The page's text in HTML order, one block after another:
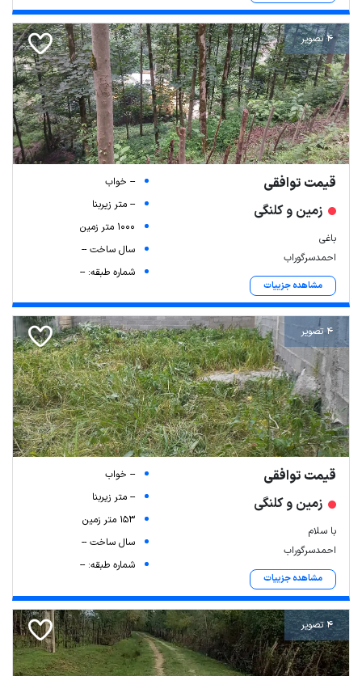
4 تصویر
قیمت توافقی
زمین و کلنگی
باغی
احمدسرگوراب
مشاهده جزییات
-- خواب
-- متر زیربنا
1000 متر زمین
سال ساخت --
شماره طبقه: --
4 تصویر
قیمت توافقی
زمین و کلنگی
با سلام
احمدسرگوراب
مشاهده جزییات
-- خواب
-- متر زیربنا
153 متر زمین
سال ساخت --
شماره طبقه: --
4 تصویر